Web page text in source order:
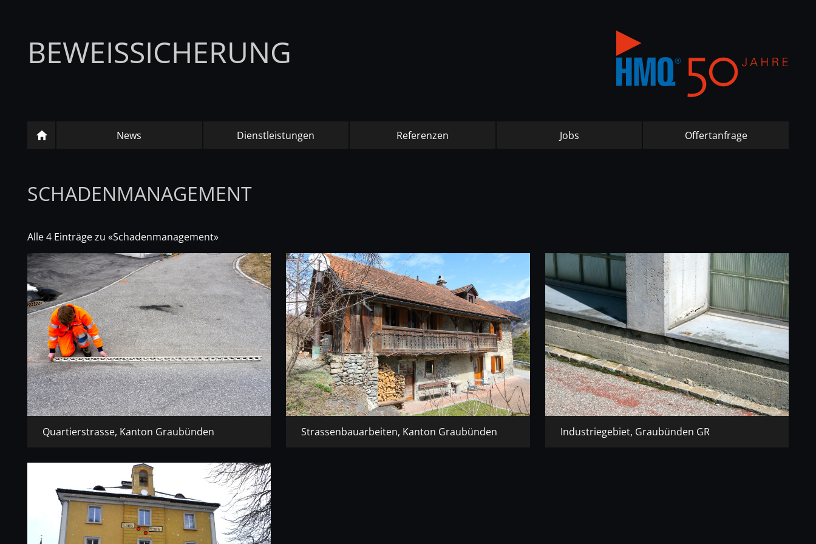
BEWEISSICHERUNG
News Dienstleistungen Referenzen Jobs Offertanfrage
SCHADENMANAGEMENT
Alle 4 Einträge zu «Schadenmanagement»
Quartierstrasse, Kanton Graubünden Strassenbauarbeiten, Kanton Graubünden Industriegebiet, Graubünden GR